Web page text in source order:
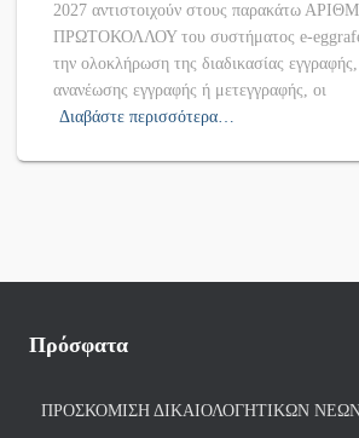
2027 αντιστοιχούν στους παρακάτω
ΠΡΩΤΟΚΟΛΛΟΥ του συστήματος e-
την ολοκλήρωση της διαδικασίας εγγραφής,
ανανέωσης εγγραφής ή μετεγγραφής, οι
Διαβάστε περισσότερα…
Πρόσφατα
ΠΡΟΣΚΌΜΙΣΗ ΔΙΚΑΙΟΛΟΓΗΤΙΚΏΝ